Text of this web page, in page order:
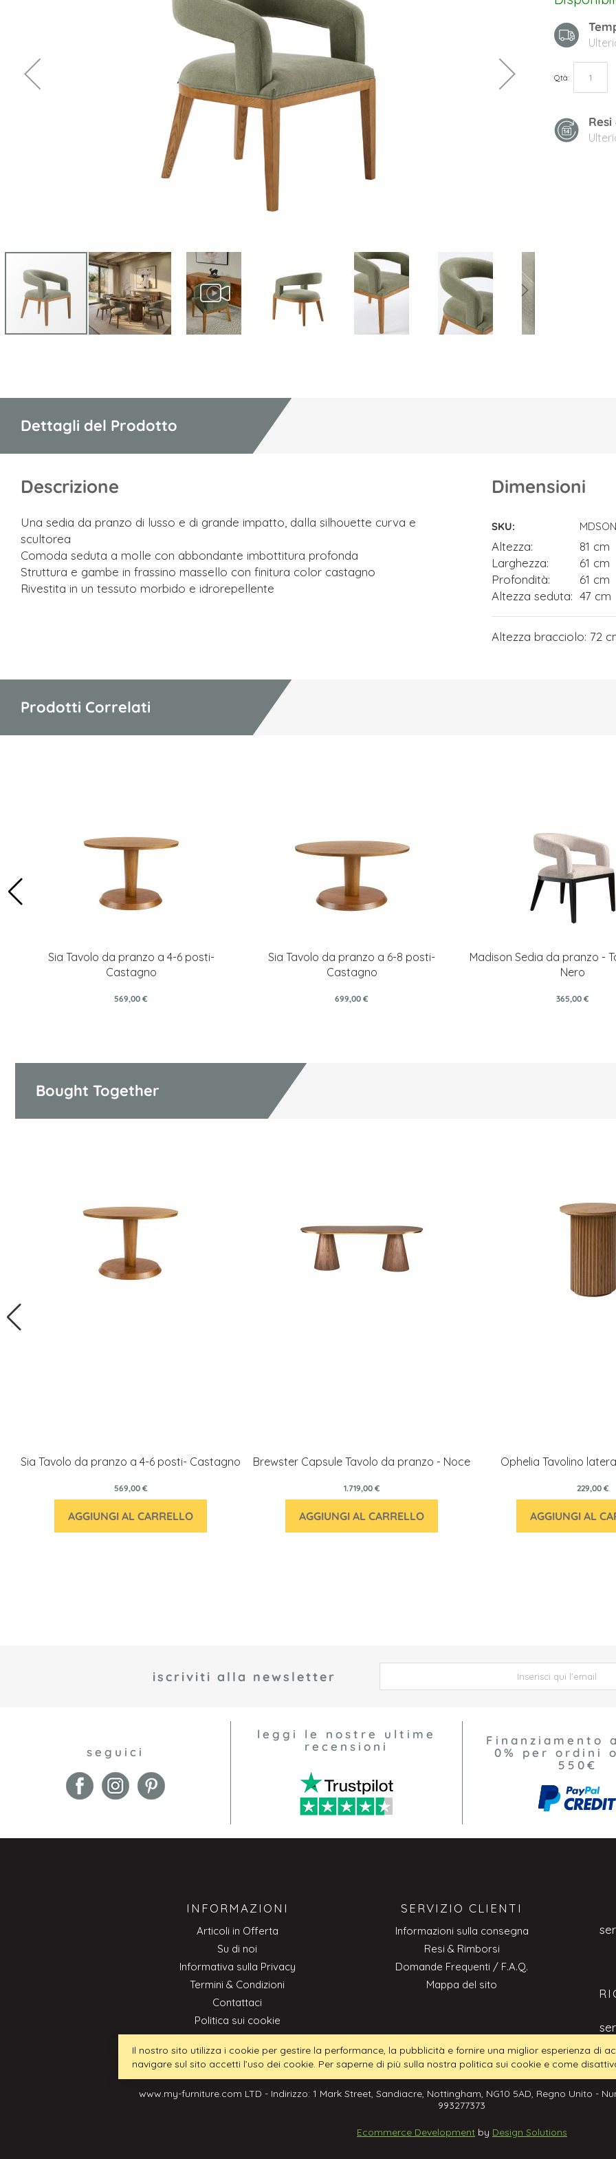
Qtà
galleria
immagini
Dettagli del Prodotto
Descrizione
Una sedia da pranzo di lusso e di grande impatto, dalla silhouette curva e
scultorea
Comoda seduta a molle con abbondante imbottitura profonda
Struttura e gambe in frassino massello con finitura color castagno
Rivestita in un tessuto morbido e idrorepellente
Dimensioni
Dimensioni
SKU
Altezza
81 cm
Larghezza
61 cm
Profondità
61 cm
Altezza seduta
47 cm
Altezza bracciolo: 72
Prodotti Correlati
Sia Tavolo da pranzo a 4-6 posti-
Castagno
569,00 €
Sia Tavolo da pranzo a 6-8 posti-
Castagno
699,00 €
Madison Sedia da pranzo -
Nero
365,00 €
Bought Together
Sia Tavolo da pranzo a 4-6 posti- Castagno
569,00 €
AGGIUNGI AL CARRELLO
Brewster Capsule Tavolo da pranzo - Noce
1.719,00 €
AGGIUNGI AL CARRELLO
Ophelia Tavolino
229,00 €
AGGIUNGI AL
iscriviti alla newsletter
seguici
leggi le nostre ultime
recensioni
Finanziamento
0% per ordini
550€
INFORMAZIONI
Articoli in Offerta
Su di noi
Informativa sulla Privacy
Termini & Condizioni
Contattaci
Politica sui cookie
Professionale
SERVIZIO CLIENTI
Informazioni sulla consegna
Resi & Rimborsi
Domande Frequenti / F.A.Q.
Mappa del sito
www.my-furniture.com LTD - Indirizzo: 1 Mark Street, Sandiacre, Nottingham, NG10 5AD, Regno Unito -
993277373
Ecommerce Developmentby Design Solutions
Il nostro sito utilizza i cookie per gestire la performance, la pubblicità e fornire una miglior esperienza di
navigare sul sito accetti l’uso dei cookie. Per saperne di più sulla nostra politica sui cookie e come